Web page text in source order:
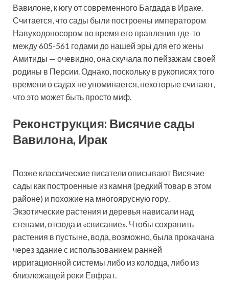
Вавилоне, к югу от современного Багдада в Ираке.
Считается, что сады были построены императором
Навуходоносором во время его правления где-то
между 605-561 годами до нашей эры для его жены
Амитиды — очевидно, она скучала по пейзажам своей
родины в Персии. Однако, поскольку в рукописях того
времени о садах не упоминается, некоторые считают,
что это может быть просто миф.
Реконструкция: Висячие сады
Вавилона, Ирак
Позже классические писатели описывают Висячие
сады как построенные из камня (редкий товар в этом
районе) и похожие на многоярусную гору.
Экзотические растения и деревья нависали над
стенами, отсюда и «свисание». Чтобы сохранить
растения в пустыне, вода, возможно, была прокачана
через здание с использованием ранней
ирригационной системы либо из колодца, либо из
близлежащей реки Евфрат.